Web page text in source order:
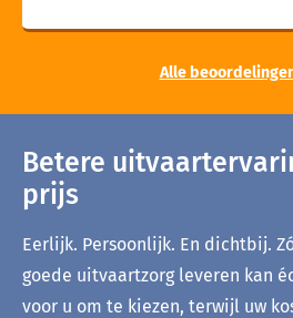
Alle
Betere
prijs
Eerlijk. Persoonlijk. En dichtbij.
goede uitvaartzorg leveren kan
voor u om te kiezen, terwijl uw